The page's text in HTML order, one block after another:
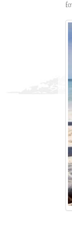
Le Nord de